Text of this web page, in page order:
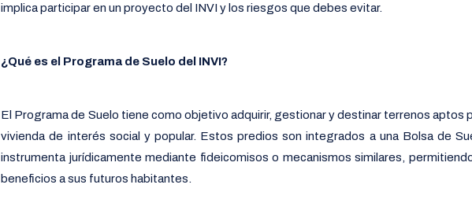
implica participar en un proyecto del INVI y los riesgos que debes evitar.
¿Qué es el Programa de Suelo del INVI?
El Programa de Suelo tiene como objetivo adquirir, gestionar y destinar terrenos aptos
vivienda de interés social y popular. Estos predios son integrados a una Bolsa de
instrumenta jurídicamente mediante fideicomisos o mecanismos similares,
beneficios a sus futuros habitantes.